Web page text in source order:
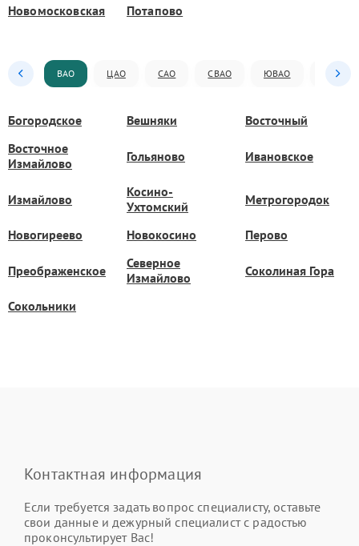
Новомосковская Потапово
ВАО ЦАО САО СВАО ЮВАО ЮАО
Богородское Вешняки
Восточный
Восточное
Измайлово
Гольяново Ивановское
Измайлово
Косино-
Ухтомский
Метрогородок
Новогиреево Новокосино Перово
Преображенское
Северное
Измайлово
Соколиная Гора
Сокольники
Контактная информация
Если требуется задать вопрос специалисту, оставьте
свои данные и дежурный специалист с радостью
проконсультирует Вас!